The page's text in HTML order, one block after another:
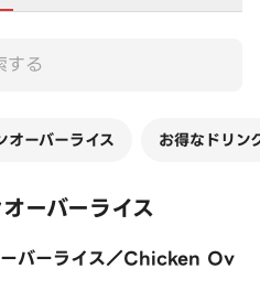
ーバーライス お得なドリン
ーバーライス
バーライス／Chicken Ov